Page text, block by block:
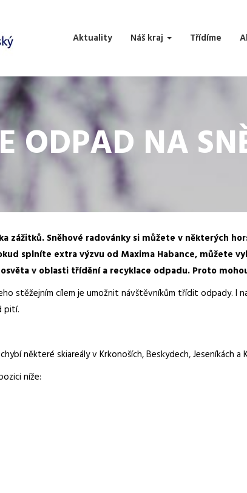
Aktuality Náš kraj Třídíme
ODPAD NA
zážitků. Sněhové radovánky si můžete v některých
splníte extra výzvu od Maxima Habance, můžete
v oblasti třídění a recyklace odpadu. Proto
stěžejním cílem je umožnit návštěvníkům třídit odpady. I
pití.
některé skiareály v Krkonoších, Beskydech, Jeseníkách a
níže: